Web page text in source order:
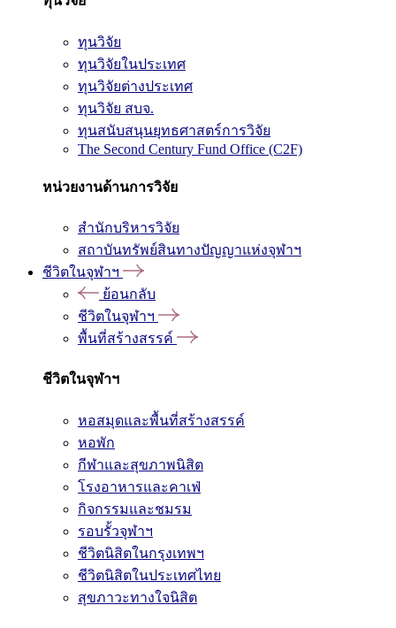
ทุนวิจัย
ทุนวิจัยในประเทศ
ทุนวิจัยต่างประเทศ
ทุนวิจัย สบจ.
ทุนสนับสนุนยุทธศาสตร์การวิจัย
The Second Century Fund Office (C2F)
หน่วยงานด้านการวิจัย
สำนักบริหารวิจัย
สถาบันทรัพย์สินทางปัญญาแห่งจุฬาฯ
ชีวิตในจุฬาฯ
ย้อนกลับ
ชีวิตในจุฬาฯ
พื้นที่สร้างสรรค์
ชีวิตในจุฬาฯ
หอสมุดและพื้นที่สร้างสรรค์
หอพัก
กีฬาและสุขภาพนิสิต
โรงอาหารและคาเฟ่
กิจกรรมและชมรม
รอบรั้วจุฬาฯ
ชีวิตนิสิตในกรุงเทพฯ
ชีวิตนิสิตในประเทศไทย
สุขภาวะทางใจนิสิต